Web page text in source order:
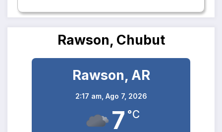
Rawson, Chubut
Rawson, AR
2:17 am, Ago 7, 2026
7 °C